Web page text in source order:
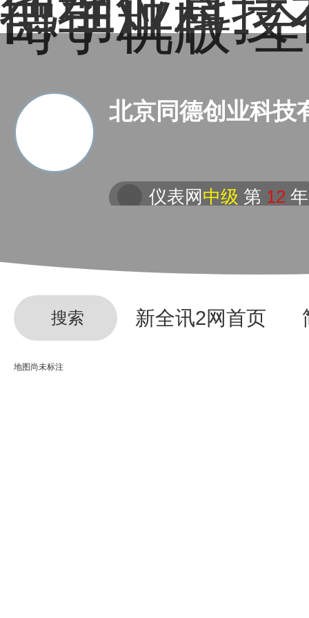
德创业科技
司手机版-
北京同德创业科技
仪表网中级 第 12 年
搜索 新全讯2网首页
地图尚未标注